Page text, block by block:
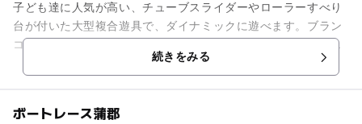
子ども達に人気が高い、チューブスライダーやローラーすべり
台が付いた大型複合遊具で、ダイナミックに遊べます。ブラン
コやターザンロープもあるので、たっぷり遊べて充実した時間
続きをみる
ボートレース蒲郡